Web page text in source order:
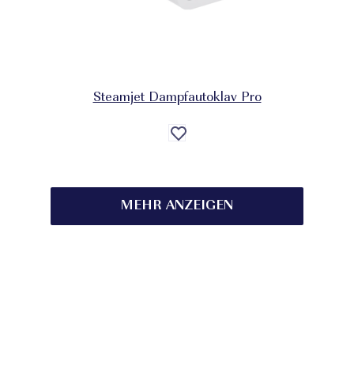
Steamjet Dampfautoklav Pro
Auf
die
MEHR ANZEIGEN